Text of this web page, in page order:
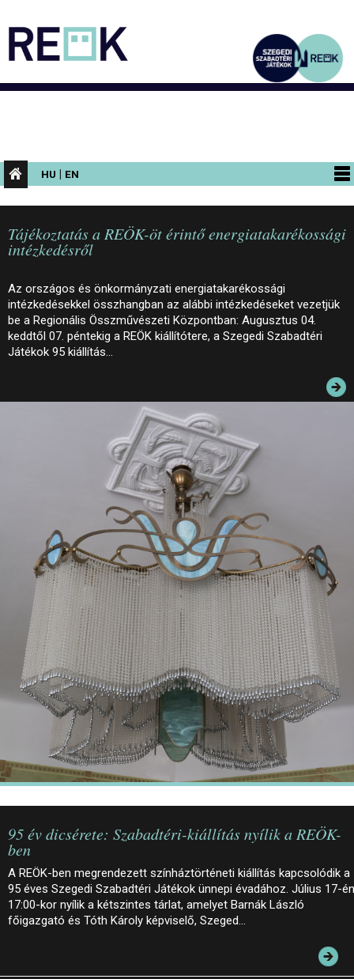
HU | EN
PROGRAMOK
KIÁLLÍTÁSOK
INFORMÁCIÓK
KONFERENCIA
PALOTASÉTÁK ÉS VEZETÉSEK
KÖZÉRDEKŰ ADATOK
Tájékoztatás a REÖK-öt érintő energiatakarékossági
intézkedésről
Az országos és önkormányzati energiatakarékossági
intézkedésekkel összhangban az alábbi intézkedéseket vezetjük
be a Regionális Összművészeti Központban: Augusztus 04.
keddtől 07. péntekig a REÖK kiállítótere, a Szegedi Szabadtéri
Játékok 95 kiállítás…
95 év dicsérete: Szabadtéri-kiállítás nyílik a REÖK-
ben
A REÖK-ben megrendezett színháztörténeti kiállítás kapcsolódik a
95 éves Szegedi Szabadtéri Játékok ünnepi évadához. Július 17-én
17:00-kor nyílik a kétszintes tárlat, amelyet Barnák László
főigazgató és Tóth Károly képviselő, Szeged…